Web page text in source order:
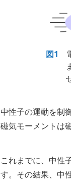
図1
中性子の運動を制
磁気モーメントは
これまでに、中性
す。その結果、中